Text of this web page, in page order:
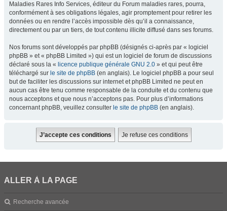
Maladies Rares Info Services, éditeur du Forum maladies rares, pourra,
conformément à ses obligations légales, agir promptement pour retirer les
données ou en rendre l’accès impossible dès qu’il a connaissance,
directement ou par un tiers, de tout contenu illicite diffusé dans ses forums.
Nos forums sont développés par phpBB (désignés ci-après par « logiciel
phpBB » et « phpBB Limited ») qui est un logiciel de forum de discussions
déclaré sous la « licence publique générale GNU 2.0 » et qui peut être
téléchargé sur le site de phpBB (en anglais). Le logiciel phpBB a pour seul
but de faciliter les discussions sur internet et phpBB Limited ne peut en
aucun cas être tenu comme responsable de la conduite et du contenu que
nous acceptons et que nous n’acceptons pas. Pour plus d’informations
concernant phpBB, veuillez consulter le site de phpBB (en anglais).
ALLER À LA PAGE
Recherche avancée